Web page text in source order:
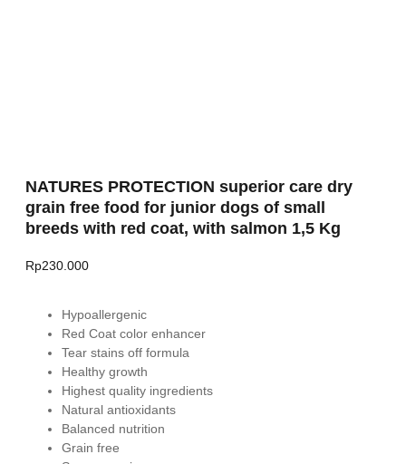
NATURES PROTECTION superior care dry
grain free food for junior dogs of small
breeds with red coat, with salmon 1,5 Kg
Rp230.000
Hypoallergenic
Red Coat color enhancer
Tear stains off formula
Healthy growth
Highest quality ingredients
Natural antioxidants
Balanced nutrition
Grain free